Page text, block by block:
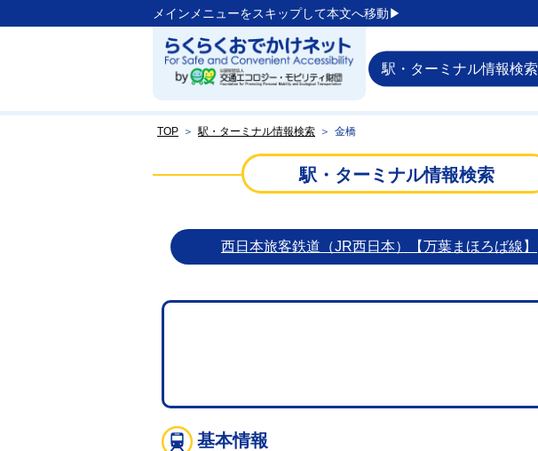
メインメニューをスキップして本文へ移動▶︎
駅・ターミナル情報検索
TOP ＞ 駅・ターミナル情報検索 ＞ 金橋
駅・ターミナル情報検索
西日本旅客鉄道（JR西日本）【万葉まほろば線】
基本情報